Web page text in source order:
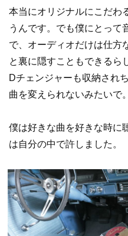
本当にオリジナルにこだわ
うんです。でも僕にとって
で、オーディオだけは仕方
と裏に隠すこともできるら
Dチェンジャーも収納され
曲を変えられないみたいで。
僕は好きな曲を好きな時に
は自分の中で許しました。